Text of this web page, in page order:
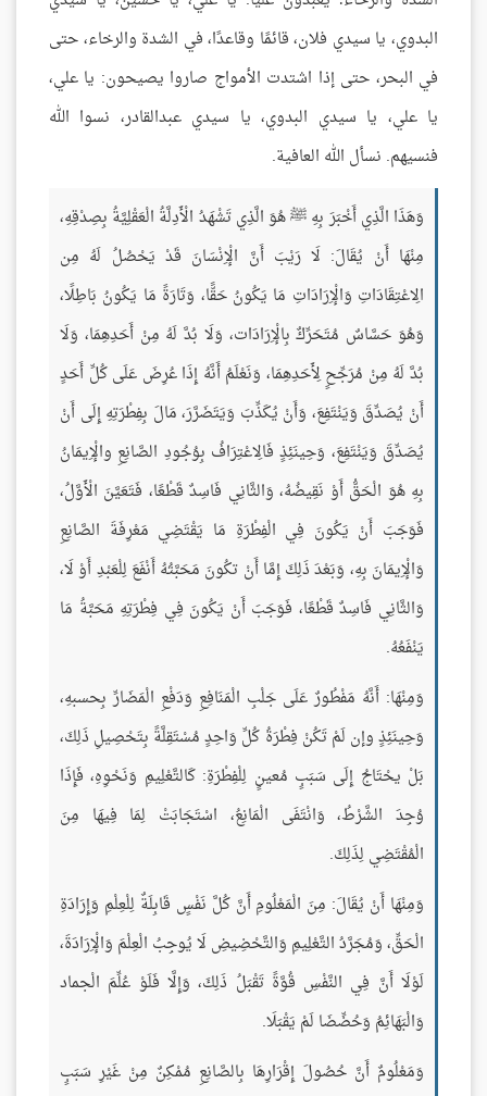
البدوي، يا سيدي فلان، قائمًا وقاعدًا، في الشدة والرخاء، حتى
في البحر، حتى إذا اشتدت الأمواج صاروا يصيحون: يا علي،
يا علي، يا سيدي البدوي، يا سيدي عبدالقادر، نسوا الله
فنسيهم. نسأل الله العافية.
وَهَذَا الَّذِي أَخْبَرَ بِهِ ﷺ هُوَ الَّذِي تَشْهَدُ الْأَدِلَّةُ الْعَقْلِيَّةُ بِصِدْقِهِ،
مِنْهَا أَنْ يُقَالَ: لَا رَيْبَ أَنَّ الْإِنْسَانَ قَدْ يَحْصُلُ لَهُ مِن
الِاعْتِقَادَاتِ وَالْإِرَادَاتِ مَا يَكُونُ حَقًّا، وَتَارَةً مَا يَكُونُ بَاطِلًا،
وَهُوَ حَسَّاسٌ مُتَحَرِّكٌ بِالْإِرَادَات، وَلَا بُدَّ لَهُ مِنْ أَحَدِهِمَا، وَلَا
بُدَّ لَهُ مِنْ مُرَجِّحٍ لِأَحَدِهِمَا، وَنَعْلَمُ أَنَّهُ إِذَا عُرِضَ عَلَى كُلِّ أَحَدٍ
أَنْ يُصَدِّقَ وَيَنْتَفِعَ، وَأَنْ يُكَذِّبَ وَيَتَضَرَّرَ، مَالَ بِفِطْرَتِهِ إِلَى أَنْ
يُصَدِّقَ وَيَنْتَفِعَ، وَحِينَئِذٍ فَالِاعْتِرَافُ بِوُجُودِ الصَّانِعِ والْإِيمَانُ
بِهِ هُوَ الْحَقُّ أَوْ نَقِيضُهُ، وَالثَّانِي فَاسِدٌ قَطْعًا، فَتَعَيَّنَ الْأَوَّلُ،
فَوَجَبَ أَنْ يَكُونَ فِي الْفِطْرَةِ مَا يَقْتَضِي مَعْرِفَةَ الصَّانِعِ
وَالْإِيمَانَ بِهِ، وَبَعْدَ ذَلِكَ إِمَّا أَنْ تكُونَ مَحَبَّتُهُ أَنْفَعَ لِلْعَبْدِ أَوْ لَا،
وَالثَّانِي فَاسِدٌ قَطْعًا، فَوَجَبَ أَنْ يَكُونَ فِي فِطْرَتِهِ مَحَبَّةُ مَا
يَنْفَعُهُ.
وَمِنْهَا: أَنَّهُ مَفْطُورٌ عَلَى جَلْبِ الْمَنَافِعِ وَدَفْعِ الْمَضَارِّ بِحسبهِ،
وَحِينَئِذٍ وإن لَمْ تَكُنْ فِطْرَةُ كُلِّ وَاحِدٍ مُسْتَقِلَّةً بِتَحْصِيلِ ذَلِكَ،
بَلْ يحْتَاجُ إِلَى سَبَبٍ مُعينٍ لِلْفِطْرَةِ: كَالتَّعْلِيمِ وَنَحْوِهِ، فَإِذَا
وُجِدَ الشَّرْطُ، وَانْتَفَى الْمَانِعُ، اسْتَجَابَتْ لِمَا فِيهَا مِنَ
الْمُقْتَضِي لِذَلِكَ.
وَمِنْهَا أَنْ يُقَالَ: مِنَ الْمَعْلُومِ أَنَّ كُلَّ نَفْسٍ قَابِلَةٌ لِلْعِلْمِ وَإِرَادَةِ
الْحَقِّ، وَمُجَرَّدُ التَّعْلِيمِ وَالتَّحْضِيضِ لَا يُوجِبُ الْعِلْمَ وَالْإِرَادَةَ،
لَوْلَا أَنَّ فِي النَّفْسِ قُوَّةً تَقْبَلُ ذَلِكَ، وَإِلَّا فَلَوْ عُلِّمَ الْجماد
وَالْبَهَائِمُ وَحُضِّضَا لَمْ يَقْبَلَا.
وَمَعْلُومٌ أَنَّ حُصُولَ إِقْرَارِهَا بِالصَّانِعِ مُمْكِنٌ مِنْ غَيْرِ سَبَبٍ